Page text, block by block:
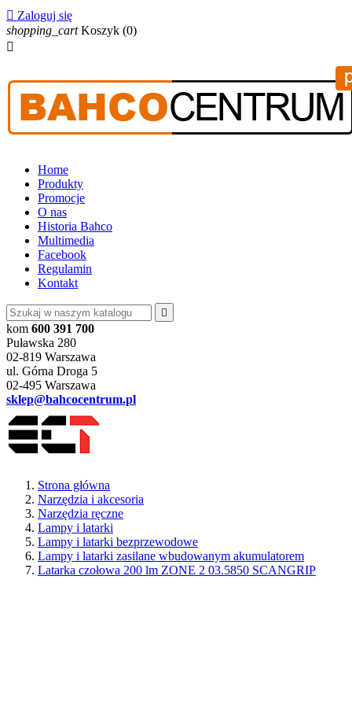
 Zaloguj się
shopping_cart Koszyk (0)

Home
Produkty
Promocje
O nas
Historia Bahco
Multimedia
Facebook
Regulamin
Kontakt

kom 600 391 700
Puławska 280
02-819 Warszawa
ul. Górna Droga 5
02-495 Warszawa
sklep@bahcocentrum.pl
Strona główna
Narzędzia i akcesoria
Narzędzia ręczne
Lampy i latarki
Lampy i latarki bezprzewodowe
Lampy i latarki zasilane wbudowanym akumulatorem
Latarka czołowa 200 lm ZONE 2 03.5850 SCANGRIP